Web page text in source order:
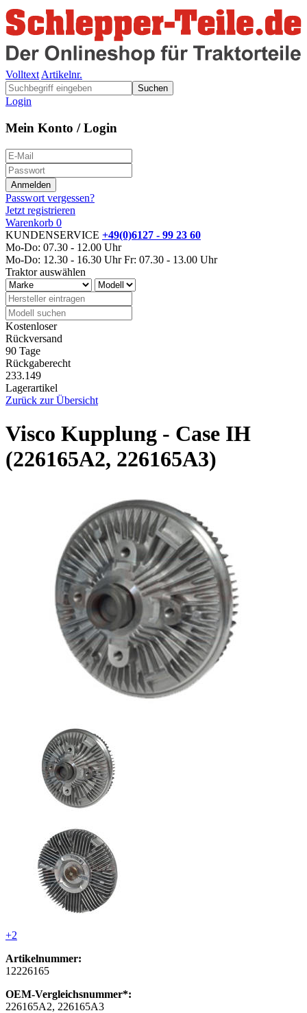
Volltext Artikelnr.
Suchen
Login
Mein Konto / Login
Passwort vergessen?
Jetzt registrieren
Warenkorb 0
KUNDENSERVICE +49(0)6127 - 99 23 60
Mo-Do: 07.30 - 12.00 Uhr
Mo-Do: 12.30 - 16.30 Uhr Fr: 07.30 - 13.00 Uhr
Traktor auswählen
Kostenloser
Rückversand
90 Tage
Rückgaberecht
233.149
Lagerartikel
Zurück zur Übersicht
Visco Kupplung - Case IH
(226165A2, 226165A3)
+2
Artikelnummer:
12226165
OEM-Vergleichsnummer*:
226165A2, 226165A3